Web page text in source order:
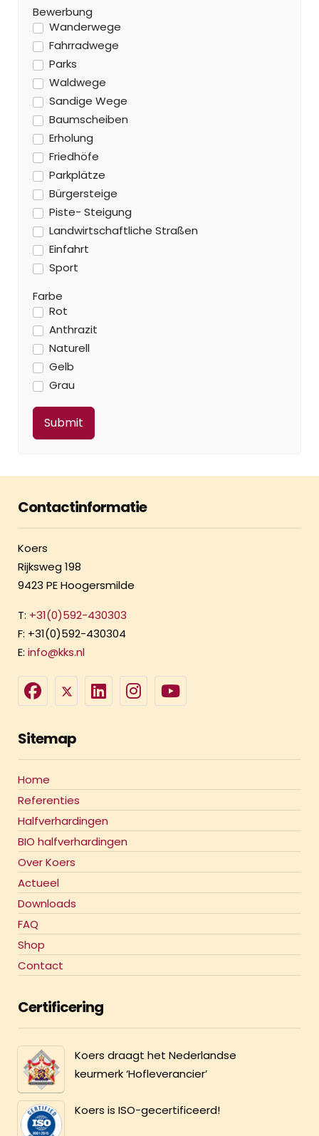
Bewerbung
Wanderwege
Fahrradwege
Parks
Waldwege
Sandige Wege
Baumscheiben
Erholung
Friedhöfe
Parkplätze
Bürgersteige
Piste- Steigung
Landwirtschaftliche Straßen
Einfahrt
Sport
Farbe
Rot
Anthrazit
Naturell
Gelb
Grau
Contactinformatie
Koers
Rijksweg 198
9423 PE Hoogersmilde
T: +31(0)592-430303
F: +31(0)592-430304
E: info@kks.nl
Sitemap
Home
Referenties
Halfverhardingen
BIO halfverhardingen
Over Koers
Actueel
Downloads
FAQ
Shop
Contact
Certificering
Koers draagt het Nederlandse
keurmerk ‘Hofleverancier’
Koers is ISO-gecertificeerd!